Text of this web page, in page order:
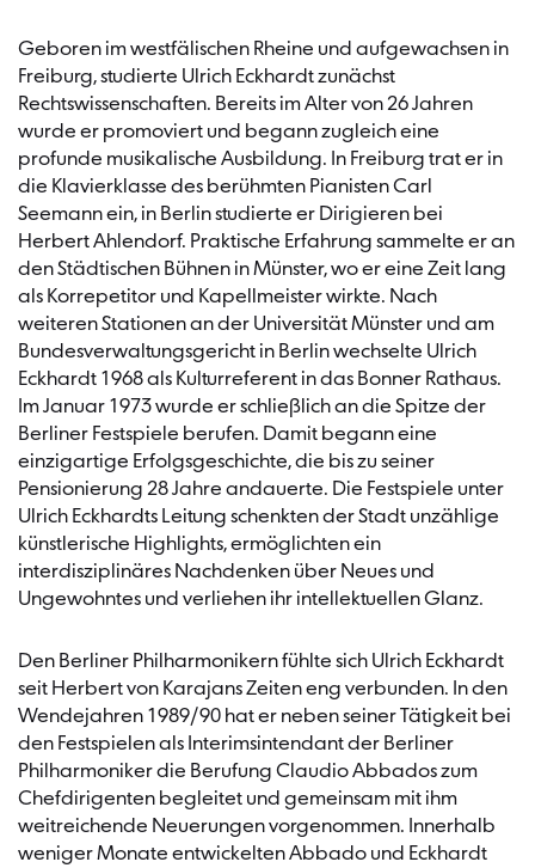
Geboren im westfälischen Rheine und aufgewachsen in
Freiburg, studierte Ulrich Eckhardt zunächst
Rechtswissenschaften. Bereits im Alter von 26 Jahren
wurde er promoviert und begann zugleich eine
profunde musikalische Ausbildung. In Freiburg trat er in
die Klavierklasse des berühmten Pianisten Carl
Seemann ein, in Berlin studierte er Dirigieren bei
Herbert Ahlendorf. Praktische Erfahrung sammelte er an
den Städtischen Bühnen in Münster, wo er eine Zeit lang
als Korrepetitor und Kapellmeister wirkte. Nach
weiteren Stationen an der Universität Münster und am
Bundesverwaltungsgericht in Berlin wechselte Ulrich
Eckhardt 1968 als Kulturreferent in das Bonner Rathaus.
Im Januar 1973 wurde er schließlich an die Spitze der
Berliner Festspiele berufen. Damit begann eine
einzigartige Erfolgsgeschichte, die bis zu seiner
Pensionierung 28 Jahre andauerte. Die Festspiele unter
Ulrich Eckhardts Leitung schenkten der Stadt unzählige
künstlerische Highlights, ermöglichten ein
interdisziplinäres Nachdenken über Neues und
Ungewohntes und verliehen ihr intellektuellen Glanz.
Den Berliner Philharmonikern fühlte sich Ulrich Eckhardt
seit Herbert von Karajans Zeiten eng verbunden. In den
Wendejahren 1989/90 hat er neben seiner Tätigkeit bei
den Festspielen als Interimsintendant der Berliner
Philharmoniker die Berufung Claudio Abbados zum
Chefdirigenten begleitet und gemeinsam mit ihm
weitreichende Neuerungen vorgenommen. Innerhalb
weniger Monate entwickelten Abbado und Eckhardt